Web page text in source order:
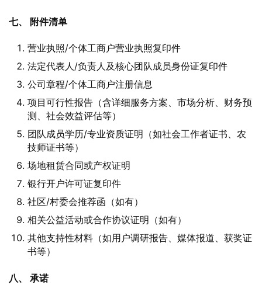
七、 附件清单
营业执照/个体工商户营业执照复印件
法定代表人/负责人及核心团队成员身份证复印件
公司章程/个体工商户注册信息
项目可行性报告（含详细服务方案、市场分析、财务预
测、社会效益评估等）
团队成员学历/专业资质证明（如社会工作者证书、农
技师证书等）
场地租赁合同或产权证明
银行开户许可证复印件
社区/村委会推荐函（如有）
相关公益活动或合作协议证明（如有）
其他支持性材料（如用户调研报告、媒体报道、获奖证
书等）
八、 承诺